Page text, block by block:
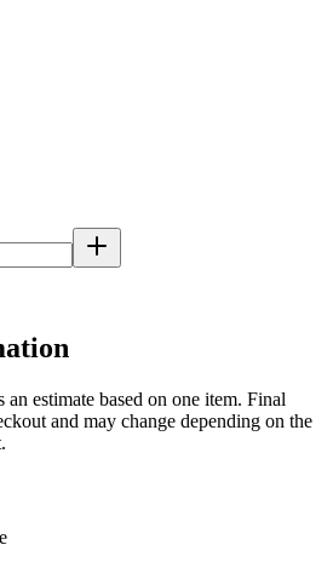
estimate based on one item. Final
and may change depending on the